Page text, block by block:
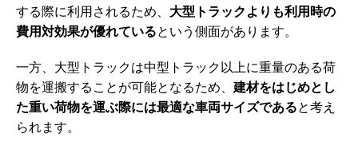
する際に利用されるため、 大型トラックよりも利用時の
費用対効果が優れているという側面があります。
一方、大型トラックは中型トラック以上に重量のある荷
物を運搬することが可能となるため、 建材をはじめとし
た重い荷物を運ぶ際には最適な車両サイズであると考え
られます。